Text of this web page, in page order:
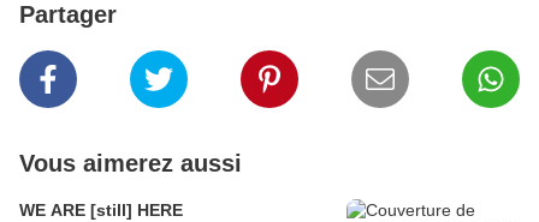
Partager
Vous aimerez aussi
WE ARE [still] HERE